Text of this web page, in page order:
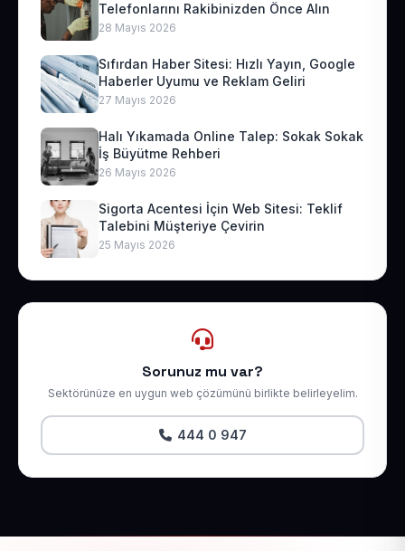
Telefonlarını Rakibinizden Önce Alın
28 Mayıs 2026
Sıfırdan Haber Sitesi: Hızlı Yayın, Google
Haberler Uyumu ve Reklam Geliri
27 Mayıs 2026
Halı Yıkamada Online Talep: Sokak Sokak
İş Büyütme Rehberi
26 Mayıs 2026
Sigorta Acentesi İçin Web Sitesi: Teklif
Talebini Müşteriye Çevirin
25 Mayıs 2026
Sorunuz mu var?
Sektörünüze en uygun web çözümünü birlikte belirleyelim.
444 0 947